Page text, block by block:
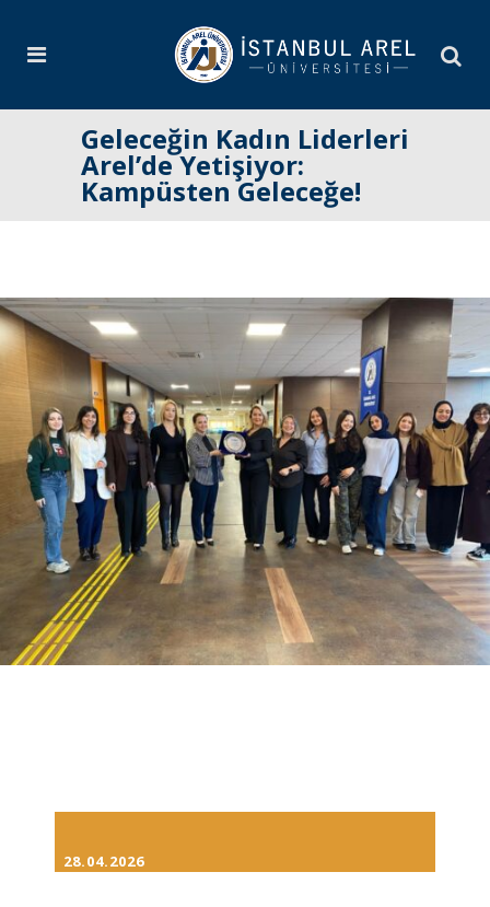
Geleceğin Kadın Liderleri
Arel’de Yetişiyor:
Kampüsten Geleceğe!
28.04.2026